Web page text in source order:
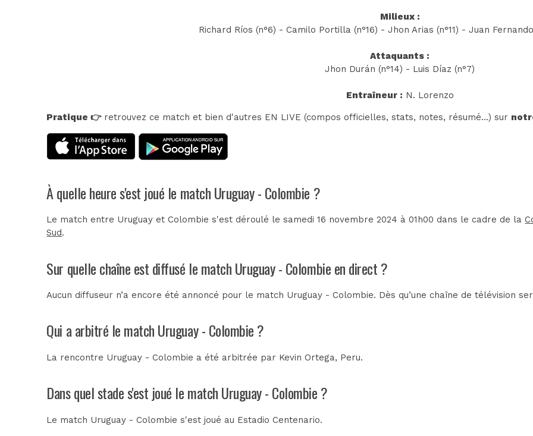
Milieux :
Richard Ríos (n°6) - Camilo Portilla (n°16) - Jhon Arias (n°11) - Juan
Attaquants :
Jhon Durán (n°14) - Luis Díaz (n°7)
Entraîneur : N. Lorenzo
Pratique 👉retrouvez ce match et bien d'autres EN LIVE (compos officielles, stats, notes, résumé...) sur
À quelle heure s'est joué le match Uruguay - Colombie ?
Le match entre Uruguay et Colombie s'est déroulé le samedi 16 novembre 2024 à 01h00 dans le cadre de la
Sud.
Sur quelle chaîne est diffusé le match Uruguay - Colombie en direct ?
Aucun diffuseur n’a encore été annoncé pour le match Uruguay - Colombie. Dès qu’une chaîne de télévision
Qui a arbitré le match Uruguay - Colombie ?
La rencontre Uruguay - Colombie a été arbitrée par Kevin Ortega, Peru.
Dans quel stade s'est joué le match Uruguay - Colombie ?
Le match Uruguay - Colombie s'est joué au Estadio Centenario.